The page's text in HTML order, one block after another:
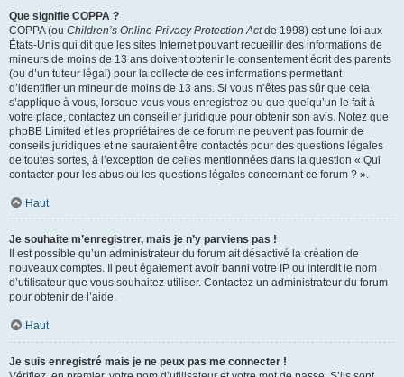
Que signifie COPPA ?
COPPA (ou Children’s Online Privacy Protection Actde 1998) est une loi aux
États-Unis qui dit que les sites Internet pouvant recueillir des informations de
mineurs de moins de 13 ans doivent obtenir le consentement écrit des parents
(ou d’un tuteur légal) pour la collecte de ces informations permettant
d’identifier un mineur de moins de 13 ans. Si vous n’êtes pas sûr que cela
s’applique à vous, lorsque vous vous enregistrez ou que quelqu’un le fait à
votre place, contactez un conseiller juridique pour obtenir son avis. Notez que
phpBB Limited et les propriétaires de ce forum ne peuvent pas fournir de
conseils juridiques et ne sauraient être contactés pour des questions légales
de toutes sortes, à l’exception de celles mentionnées dans la question « Qui
contacter pour les abus ou les questions légales concernant ce forum ? ».
Haut
Je souhaite m’enregistrer, mais je n’y parviens pas !
Il est possible qu’un administrateur du forum ait désactivé la création de
nouveaux comptes. Il peut également avoir banni votre IP ou interdit le nom
d’utilisateur que vous souhaitez utiliser. Contactez un administrateur du forum
pour obtenir de l’aide.
Haut
Je suis enregistré mais je ne peux pas me connecter !